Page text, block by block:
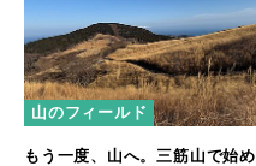
山のフィールド
もう一度、山へ。三筋山で始め